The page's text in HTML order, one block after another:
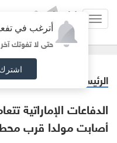
أترغب في
حتى لا تفوتك آخر
اشترك
الرئيسية عربي دولي
أصابت مولدا قرب